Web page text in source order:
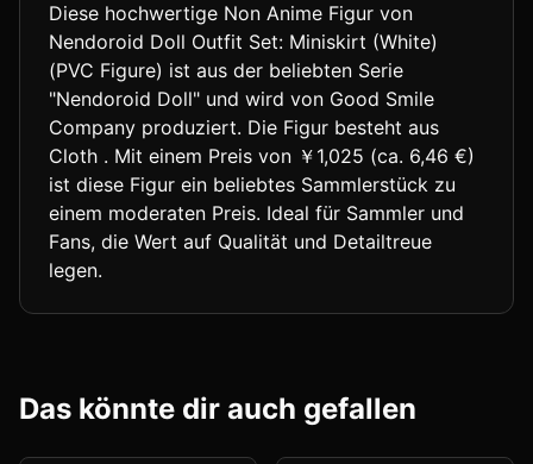
Diese hochwertige Non Anime Figur von
Nendoroid Doll Outfit Set: Miniskirt (White)
(PVC Figure) ist aus der beliebten Serie
"Nendoroid Doll" und wird von Good Smile
Company produziert. Die Figur besteht aus
Cloth . Mit einem Preis von ￥1,025 (ca. 6,46 €)
ist diese Figur ein beliebtes Sammlerstück zu
einem moderaten Preis. Ideal für Sammler und
Fans, die Wert auf Qualität und Detailtreue
legen.
Das könnte dir auch gefallen